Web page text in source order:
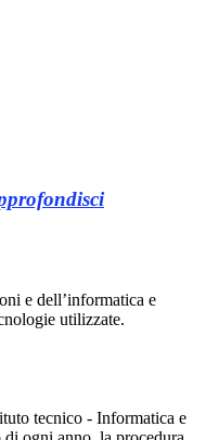
e dell’informatica e
utilizzate.
tecnico - Informatica e